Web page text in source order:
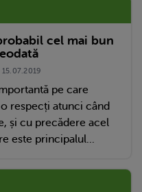
cel mai bun
15.07.2019
pe care
respecți atunci când
și cu precădere acel
este principalul...